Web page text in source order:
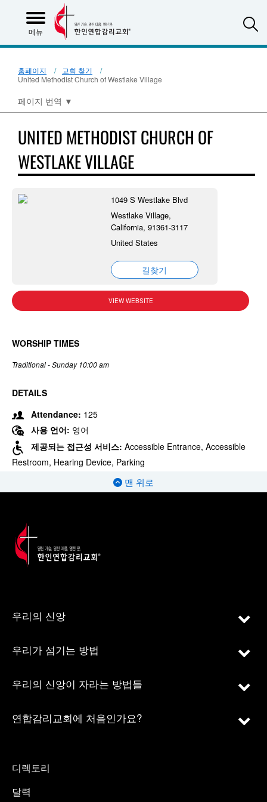
메뉴
홈페이지
교회 찾기
United Methodist Church of Westlake Village
페이지 번역 ▼
UNITED METHODIST CHURCH OF
WESTLAKE VILLAGE
1049 S Westlake Blvd
Westlake Village,
California, 91361-3117
United States
길찾기
VIEW WEBSITE
WORSHIP TIMES
Traditional - Sunday 10:00 am
DETAILS
Attendance: 125
사용 언어: 영어
제공되는 접근성 서비스: Accessible Entrance, Accessible
Restroom, Hearing Device, Parking
맨 위로
우리의 신앙
우리가 섬기는 방법
우리의 신앙이 자라는 방법들
연합감리교회에 처음인가요?
디렉토리
달력